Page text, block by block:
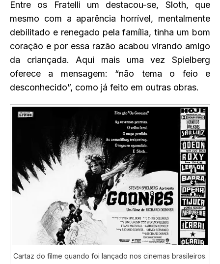
Entre os Fratelli um destacou-se, Sloth, que
mesmo com a aparência horrível, mentalmente
debilitado e renegado pela família, tinha um bom
coração e por essa razão acabou virando amigo
da criançada. Aqui mais uma vez Spielberg
oferece a mensagem: “não tema o feio e
desconhecido”, como já feito em outras obras.
Cartaz do filme quando foi lançado nos cinemas brasileiros.